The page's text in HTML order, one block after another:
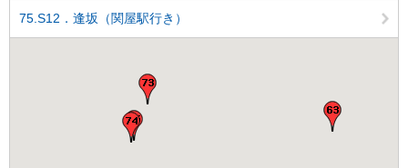
75.S12．逢坂（関屋駅行き）